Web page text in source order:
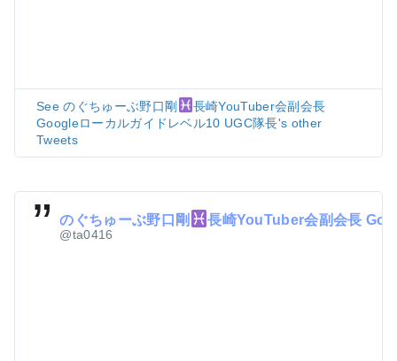
See のぐちゅーぶ野口剛
長崎YouTuber会副会長
Googleローカルガイドレベル10 UGC隊長's other
Tweets
のぐちゅーぶ野口剛 長崎YouTuber会副会長
@ta0416